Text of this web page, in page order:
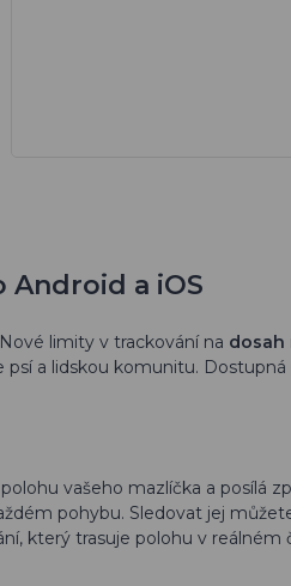
Android a iOS
limity v trackování na dosah
psí a lidskou komunitu. Dostupná
vašeho mazlíčka a posílá
pohybu. Sledovat jej
který trasuje polohu v reálném